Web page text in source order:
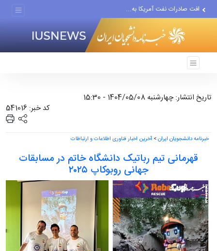
افت صادرات نفت آمریکا به...
حادثه امنیتی دریایی در جنوب...
تاریخ انتشار: چهارشنبه 1404/05/08 - 15:30
کد خبر: 541016
خبرنامه دانشجویان ایران> آخرین اخبار فناوری اطلاعات و ارتباطات
قهرمانی تیم رباتیک دانشگاه خاتم در مسابقات
جهانی روبوکاپ ۲۰۲۵